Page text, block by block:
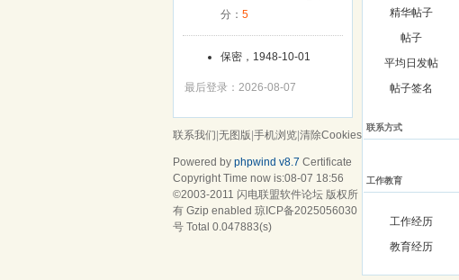
分： 5
保密，1948-10-01
最后登录：2026-08-07
精华帖子
帖子
平均日发帖
帖子签名
联系方式
工作教育
工作经历
教育经历
联系我们 无图版 手机浏览 清除Cookies
Powered by phpwind v8.7 Certificate
Copyright Time now is:08-07 18:56
©2003-2011 闪电联盟软件论坛 版权所
有 Gzip enabled 琼ICP备2025056030
号 Total 0.047883(s)